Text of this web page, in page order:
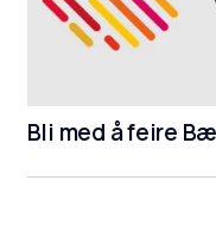
Bli med å feire